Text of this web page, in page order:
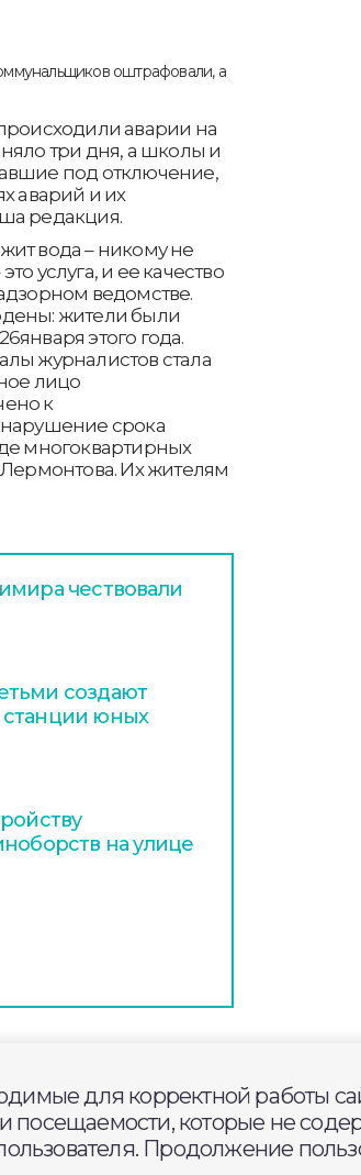
аварии на
три дня, а школы и
под отключение,
аварий и их
редакция.
вода – никому не
услуга, и ее качество
ведомстве.
жители были
этого года.
журналистов стала
лицо
к
нарушение срока
многоквартирных
Их жителям
чествовали
создают
юных
на улице
оказались
места разлива
для корректной работы
посещаемости, которые не
Продолжение